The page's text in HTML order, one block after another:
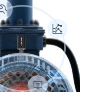
o esperando result